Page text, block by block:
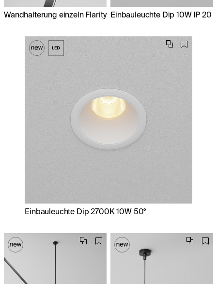
Wandhalterung einzeln Flarity Einbauleuchte Dip 10W IP 20
Einbauleuchte Dip 2700K 10W 50°